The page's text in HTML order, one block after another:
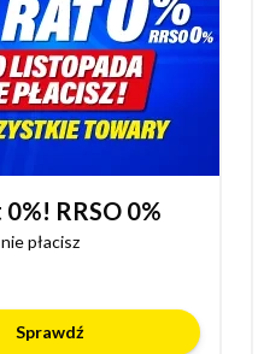
RRSO 0%
płacisz
Sprawdź